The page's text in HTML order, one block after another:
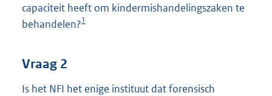
capaciteit heeft om kindermishandelingszaken te
behandelen?1
Vraag 2
Is het NFI het enige instituut dat forensisch